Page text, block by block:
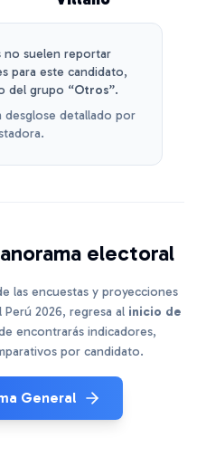
no suelen reportar
para este candidato,
del grupo “Otros”.
desglose detallado por
electoral
las encuestas y proyecciones
2026, regresa al inicio de
encontrarás indicadores,
por candidato.
General